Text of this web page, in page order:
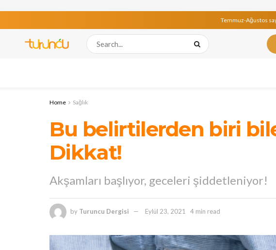
Temmuz-Ağustos
Home Sağlık
Bu belirtilerden biri
Dikkat!
Akşamları başlıyor, geceleri şiddetleniyor!
by Turuncu Dergisi Eylül 23, 2021 4 min read